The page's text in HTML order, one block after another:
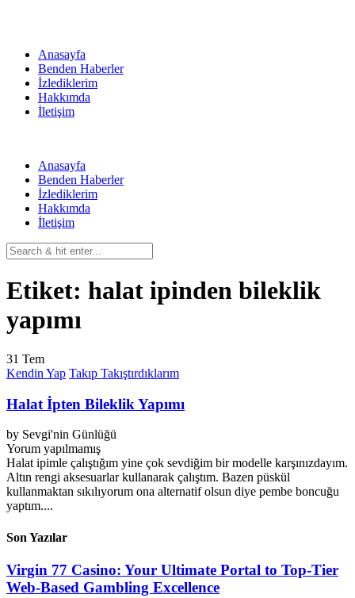
Anasayfa
Benden Haberler
İzlediklerim
Hakkımda
İletişim
Anasayfa
Benden Haberler
İzlediklerim
Hakkımda
İletişim
Etiket: halat ipinden bileklik
yapımı
31 Tem
Kendin Yap Takıp Takıştırdıklarım
Halat İpten Bileklik Yapımı
by Sevgi'nin Günlüğü
Yorum yapılmamış
Halat ipimle çalıştığım yine çok sevdiğim bir modelle karşınızdayım.
Altın rengi aksesuarlar kullanarak çalıştım. Bazen püskül
kullanmaktan sıkılıyorum ona alternatif olsun diye pembe boncuğu
yaptım....
Son Yazılar
Virgin 77 Casino: Your Ultimate Portal to Top-Tier
Web-Based Gambling Excellence